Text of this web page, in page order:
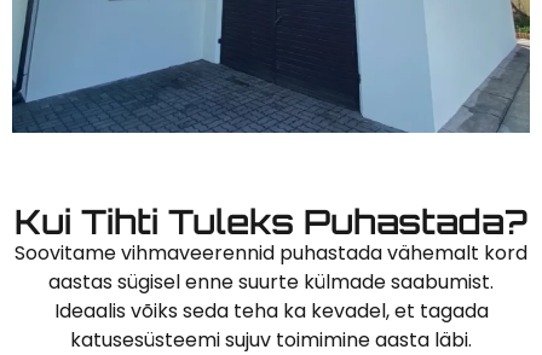
Kui Tihti Tuleks Puhastada?
Soovitame vihmaveerennid puhastada vähemalt kord
aastas sügisel enne suurte külmade saabumist.
Ideaalis võiks seda teha ka kevadel, et tagada
katusesüsteemi sujuv toimimine aasta läbi.